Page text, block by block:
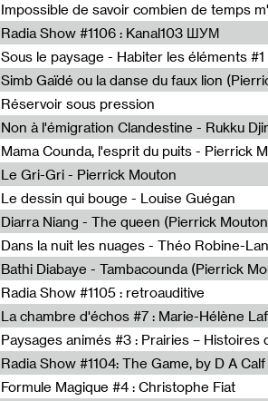
Impossible de savoir combien de temps
Radia Show #1106 : Kanal103 ШУМ
Simb Gaïdé ou la danse du faux lion
Réservoir sous pression
Mama Counda, l'esprit du puits - Pierrick
Le Gri-Gri - Pierrick Mouton
Le dessin qui bouge - Louise Guégan
Diarra Niang - The queen (Pierrick
Dans la nuit les nuages - Théo Robine-
Bathi Diabaye - Tambacounda (Pierrick
Radia Show #1105 : retroauditive
La chambre d'échos #7 : Marie-Hélène
Radia Show #1104: The Game, by D A Calf
Formule Magique #4 : Christophe Fiat